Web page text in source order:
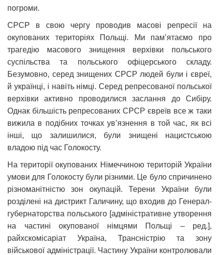
погроми.
СРСР в свою чергу проводив масові репресії на
окупованих територіях Польщі. Ми пам’ятаємо про
трагедію масового знищення верхівки польського
суспільства та польського офіцерського складу.
Безумовно, серед знищених СРСР людей були і євреї,
й українці, і навіть німці. Серед репресованої польської
верхівки активно проводилися заслання до Сибіру.
Однак більшість репресованих СРСР євреїв все ж таки
вижила в подібних точках ув’язнення в той час, як всі
інші, що залишилися, були знищені нацистською
владою під час Голокосту.
На території окупованих Німеччиною територій України
умови для Голокосту були різними. Це було спричинено
різноманітністю зон окупацій. Терени України були
розділені на дистрикт Галичину, що входив до Генерал-
губернаторства польського [адміністративне утворення
на частині окупованої німцями Польщі – ред.],
райхскомісаріат Україна, Трансністрію та зону
військової адміністрації. Частину України контролювали